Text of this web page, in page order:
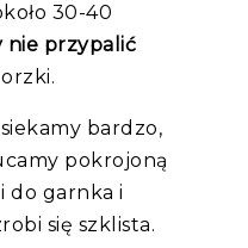
30-40
nie przypalić
bardzo,
pokrojoną
do garnka i
się szklista.